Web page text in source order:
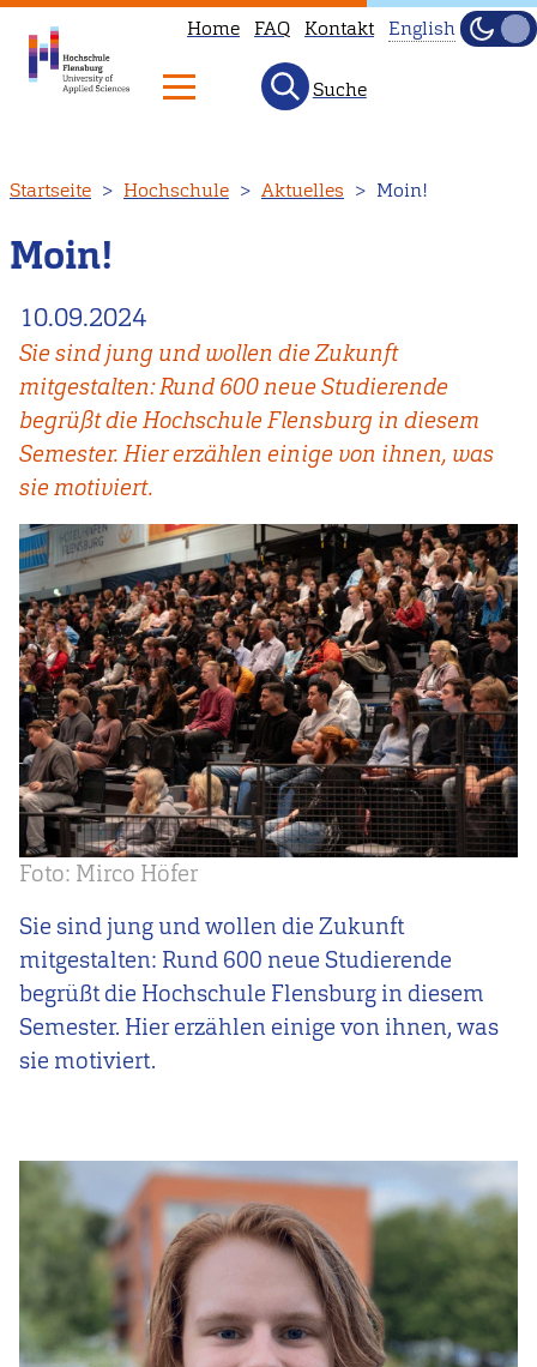
zum
Inhalt
Home FAQ Kontakt
not
our
English
main
instead.
English
Hell
Suche
Startseite Hochschule Aktuelles Moin!
Moin!
10.09.2024
Sie sind jung und wollen die Zukunft
mitgestalten: Rund 600 neue Studierende
begrüßt die Hochschule Flensburg in diesem
Semester. Hier erzählen einige von ihnen, was
sie motiviert.
Foto: Mirco Höfer
Sie sind jung und wollen die Zukunft
mitgestalten: Rund 600 neue Studierende
begrüßt die Hochschule Flensburg in diesem
Semester. Hier erzählen einige von ihnen, was
sie motiviert.